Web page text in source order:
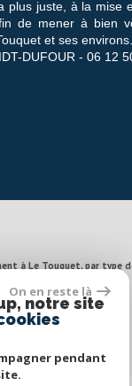
plus juste, à la mise
de mener à bien
et ses environs.
DUFOUR - 06 12
328
vendre
On en reste là
notre site
pendant